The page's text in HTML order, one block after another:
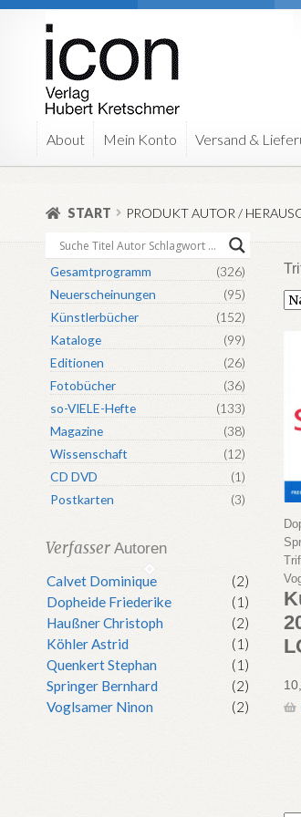
Zur
Navigation
springen
Zum
Inhalt
springen
About Mein Konto Versand &
START PRODUKT AUTOR /
Gesamtprogramm
(326)
Neuerscheinungen
(95)
Künstlerbücher
(152)
Kataloge
(99)
Editionen
(26)
Fotobücher
(36)
so-VIELE-Hefte
(133)
Magazine
(38)
Wissenschaft
(12)
CD DVD
(1)
Postkarten
(3)
Verfasser Autoren
Calvet Dominique
(2)
Dopheide Friederike
(1)
Haußner Christoph
(2)
Köhler Astrid
(1)
Quenkert Stephan
(1)
Springer Bernhard
(2)
Voglsamer Ninon
(2)